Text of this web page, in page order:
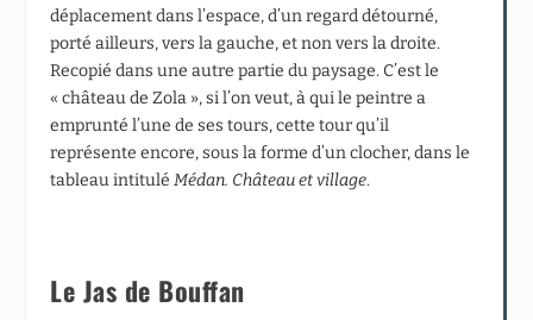
déplacement dans l’espace, d’un regard détourné,
porté ailleurs, vers la gauche, et non vers la droite.
Recopié dans une autre partie du paysage. C’est le
« château de Zola », si l’on veut, à qui le peintre a
emprunté l’une de ses tours, cette tour qu’il
représente encore, sous la forme d’un clocher, dans le
tableau intituléMédan. Château et village.
Le Jas de Bouffan